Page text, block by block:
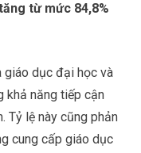
từ mức 84,8%
giáo dục đại học và
khả năng tiếp cận
Tỷ lệ này cũng phản
cung cấp giáo dục